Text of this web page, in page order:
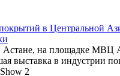
в Центральной
Астане, на площадке МВЦ
выставка в индустрии
2